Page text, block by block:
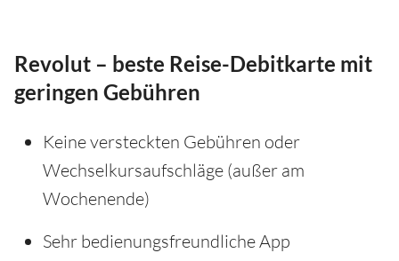
Revolut – beste Reise-Debitkarte mit
geringen Gebühren
Keine versteckten Gebühren oder
Wechselkursaufschläge (außer am
Wochenende)
Sehr bedienungsfreundliche App